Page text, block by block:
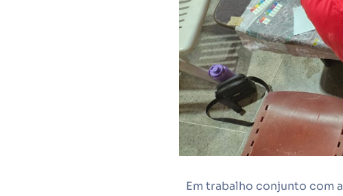
Em trabalho conjunto com